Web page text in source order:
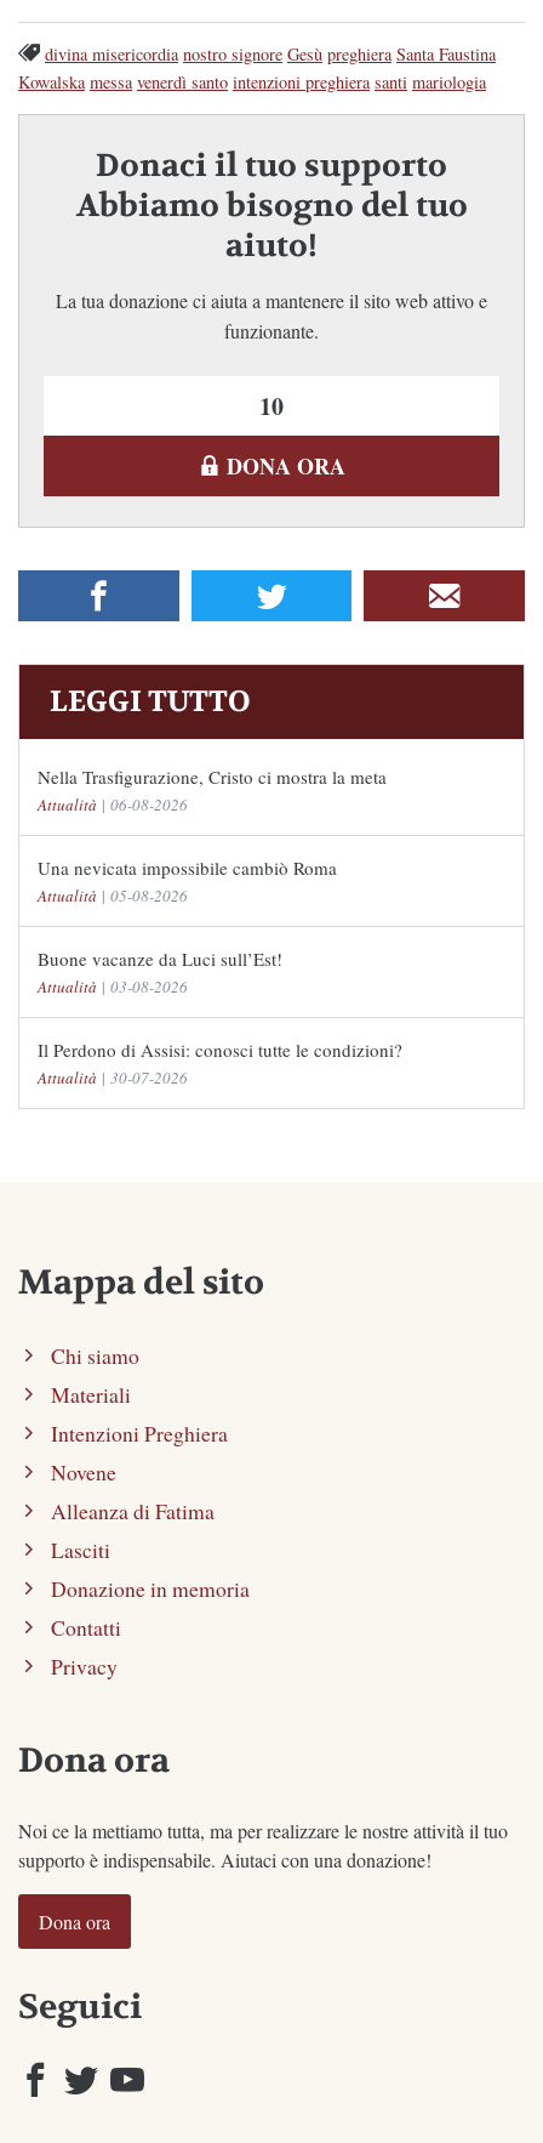
divina misericordia nostro signore Gesù preghiera Santa Faustina
Kowalska messa venerdì santo intenzioni preghiera santi mariologia
Donaci il tuo supporto
Abbiamo bisogno del tuo
aiuto!
La tua donazione ci aiuta a mantenere il sito web attivo e
funzionante.
DONA ORA
LEGGI TUTTO
Nella Trasfigurazione, Cristo ci mostra la meta
Attualità | 06-08-2026
Una nevicata impossibile cambiò Roma
Attualità | 05-08-2026
Buone vacanze da Luci sull’Est!
Attualità | 03-08-2026
Il Perdono di Assisi: conosci tutte le condizioni?
Attualità | 30-07-2026
Mappa del sito
Chi siamo
Materiali
Intenzioni Preghiera
Novene
Alleanza di Fatima
Lasciti
Donazione in memoria
Contatti
Privacy
Dona ora
Noi ce la mettiamo tutta, ma per realizzare le nostre attività il tuo
supporto è indispensabile. Aiutaci con una donazione!
Dona ora
Seguici